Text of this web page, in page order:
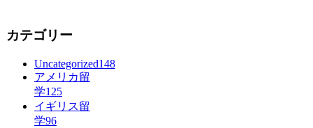
カテゴリー
Uncategorized148
アメリカ留
学125
イギリス留
学96